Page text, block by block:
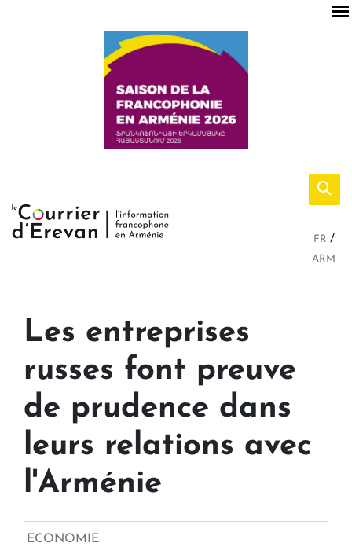
FR
ARM
Les entreprises
russes font preuve
de prudence dans
leurs relations avec
l'Arménie
ECONOMIE